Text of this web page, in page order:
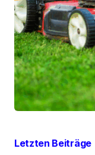
Letzten Beiträge